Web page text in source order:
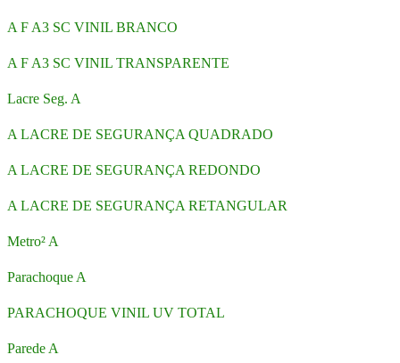
A F A3 SC VINIL BRANCO
A F A3 SC VINIL TRANSPARENTE
Lacre Seg. A
A LACRE DE SEGURANÇA QUADRADO
A LACRE DE SEGURANÇA REDONDO
A LACRE DE SEGURANÇA RETANGULAR
Metro² A
Parachoque A
PARACHOQUE VINIL UV TOTAL
Parede A